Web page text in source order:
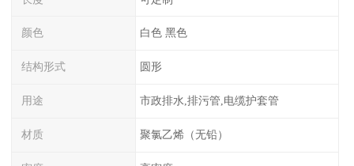
颜色 白色 黑色
结构形式 圆形
用途 市政排水,排污管,电缆护套管
材质 聚氯乙烯（无铅）